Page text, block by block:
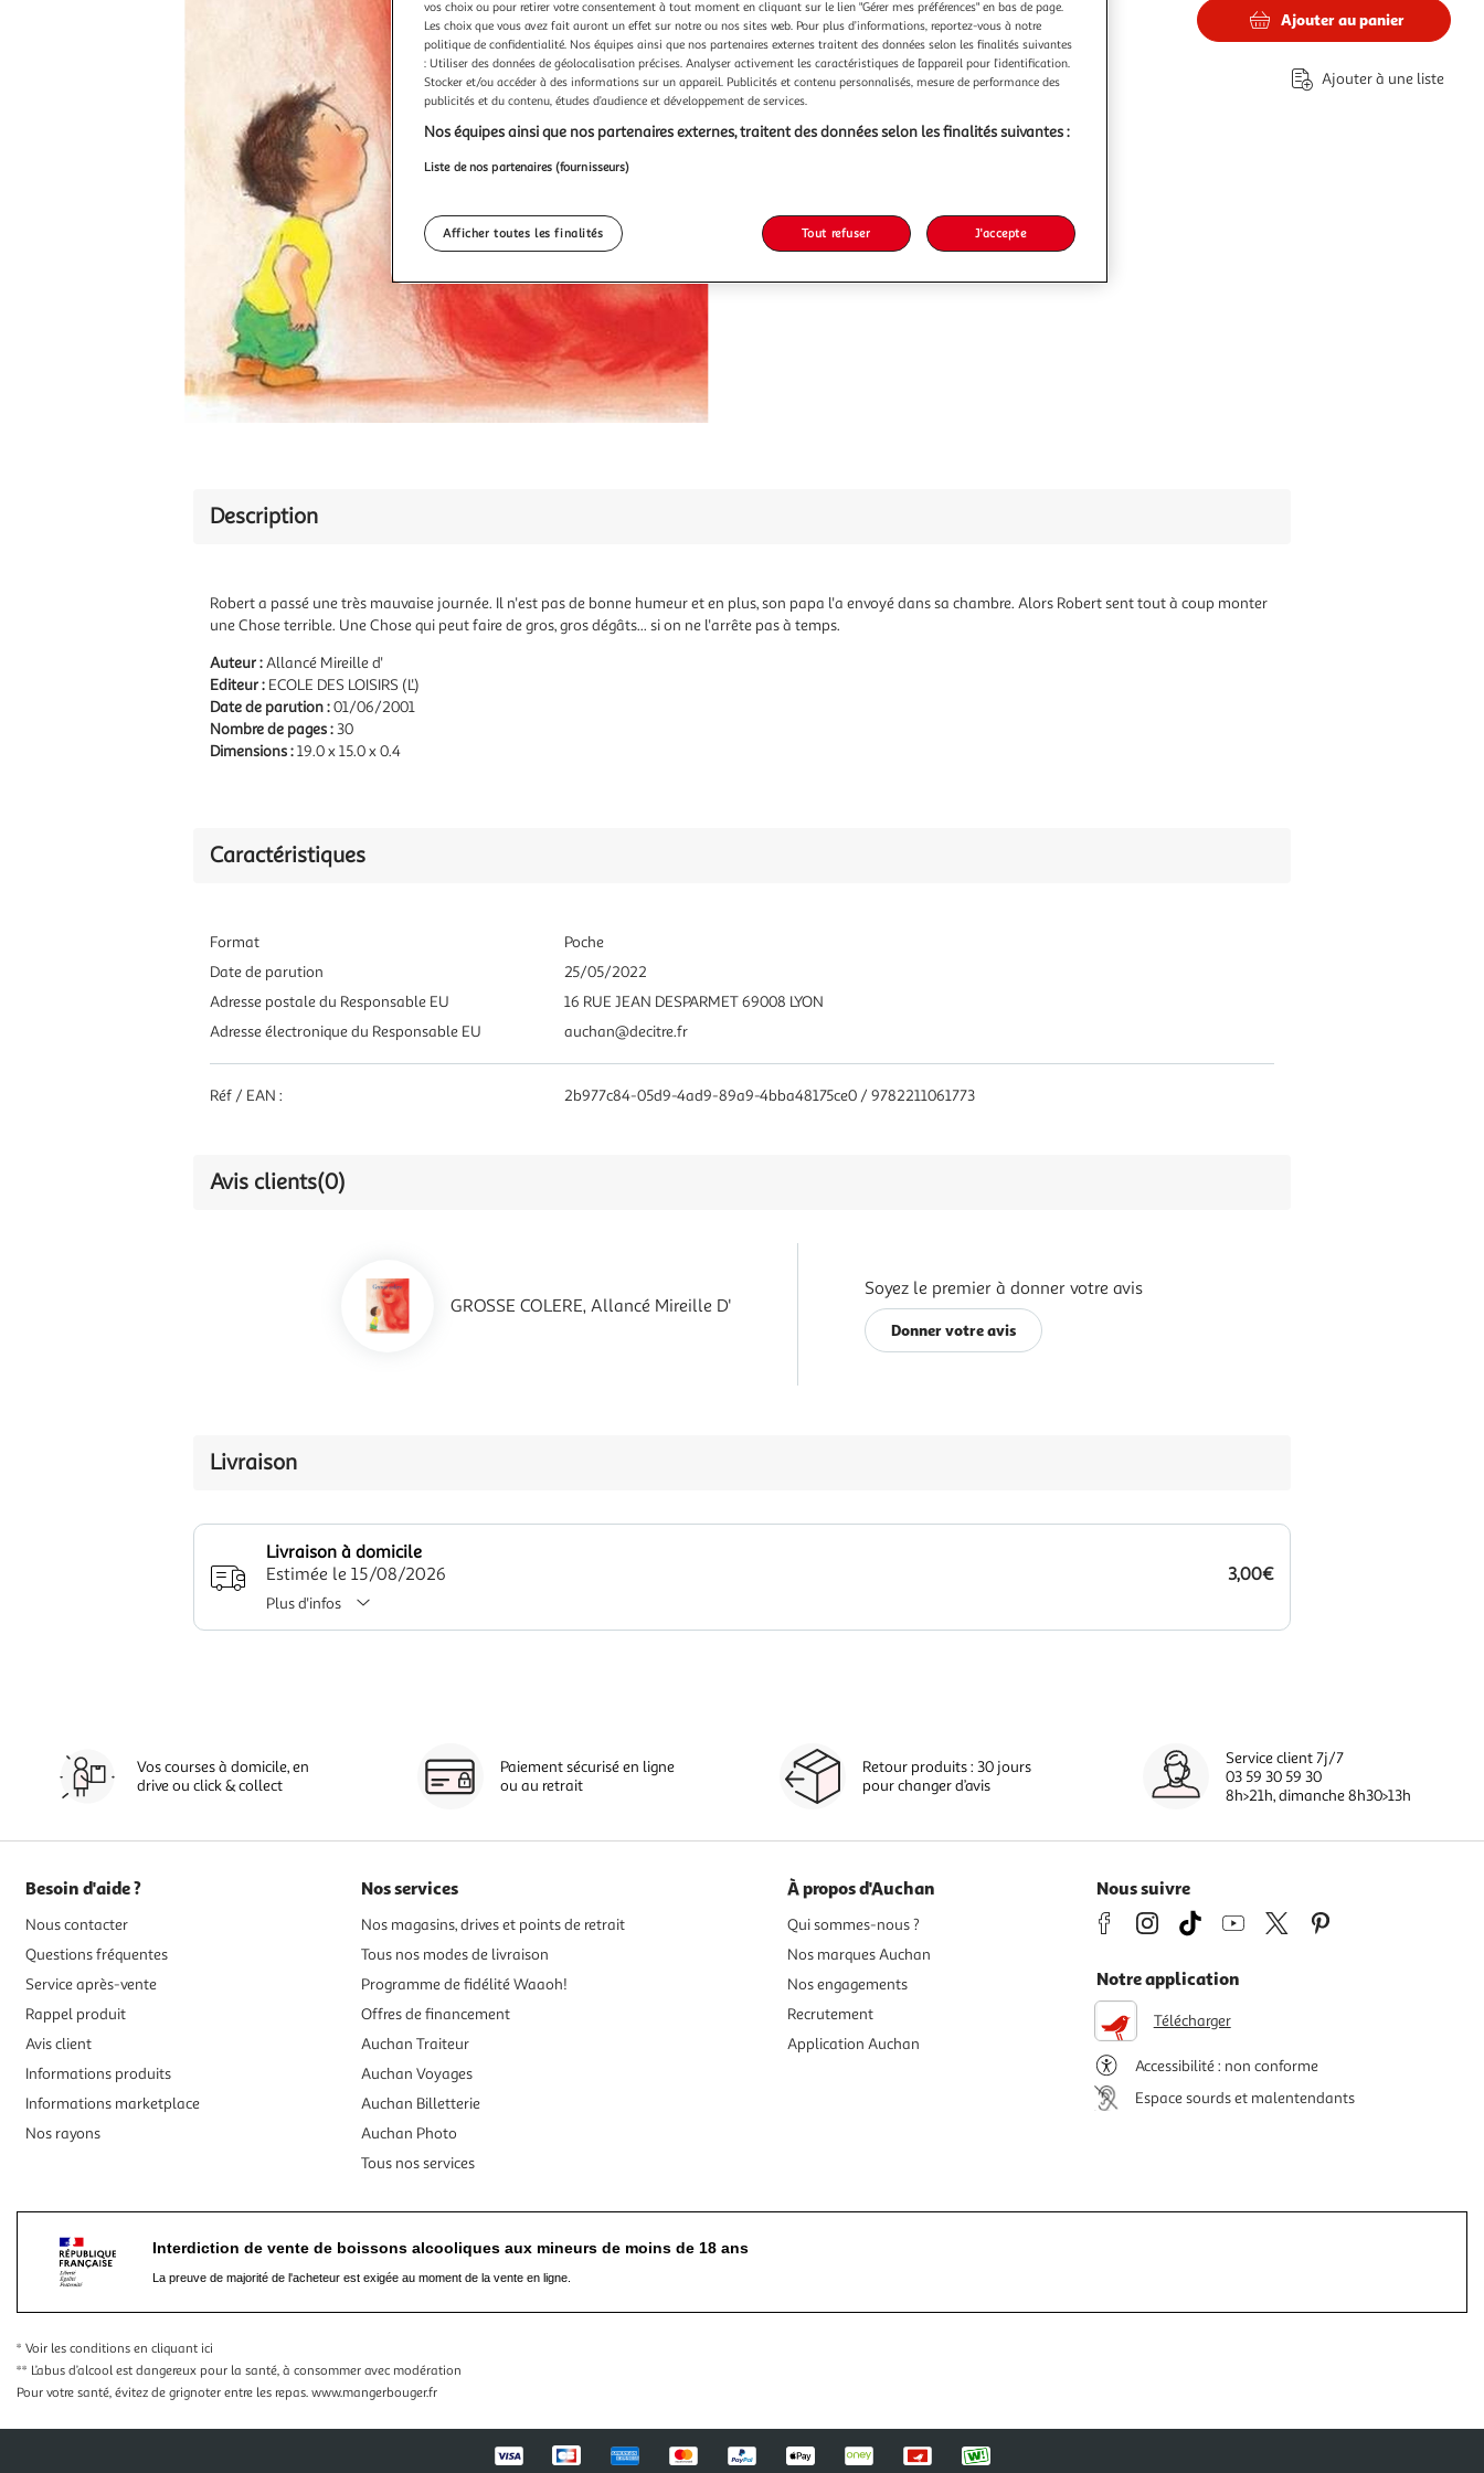
6,00€
Ajouter au panier
Ajouter à une liste
Description
Robert a passé une très mauvaise journée. Il n'est pas de bonne humeur et en plus, son papa l'a envoyé dans sa chambre. Alors Robert sent tout à coup monter
une Chose terrible. Une Chose qui peut faire de gros, gros dégâts... si on ne l'arrête pas à temps.
Auteur :Allancé Mireille d'
Editeur : ECOLE DES LOISIRS (L')
Date de parution :01/06/2001
Nombre de pages :30
Dimensions :19.0 x 15.0 x 0.4
Caractéristiques
Format
Poche
Date de parution
25/05/2022
Adresse postale du Responsable EU
16 RUE JEAN DESPARMET 69008 LYON
Adresse électronique du Responsable EU
auchan@decitre.fr
Réf / EAN : 2b977c84-05d9-4ad9-89a9-4bba48175ce0 / 9782211061773
Avis clients(0)
GROSSE COLERE, Allancé Mireille D'
Soyez le premier à donner votre avis
Donner votre avis
Livraison
Livraison à domicile
Estimée le 15/08/2026
3,00€
Plus d'infos
Vos courses à domicile, en
drive ou click & collect
Paiement sécurisé en ligne
ou au retrait
Retour produits : 30 jours
pour changer d’avis
Service client 7j/7
03 59 30 59 30
8h>21h, dimanche 8h30>13h
Besoin d'aide ?
Nous contacter
Questions fréquentes
Service après-vente
Rappel produit
Avis client
Informations produits
Informations marketplace
Nos rayons
Nos services
Nos magasins, drives et points de retrait
Tous nos modes de livraison
Programme de fidélité Waaoh!
Offres de financement
Auchan Traiteur
Auchan Voyages
Auchan Billetterie
Auchan Photo
Tous nos services
À propos d'Auchan
Qui sommes-nous ?
Nos marques Auchan
Nos engagements
Recrutement
Application Auchan
Nous suivre
Notre application
Télécharger
Accessibilité : non conforme
Espace sourds et malentendants
Interdiction de vente de boissons alcooliques aux mineurs de moins de 18 ans
La preuve de majorité de l'acheteur est exigée au moment de la vente en ligne.
* Voir les conditions en cliquant ici
** L’abus d’alcool est dangereux pour la santé, à consommer avec modération
Pour votre santé, évitez de grignoter entre les repas. www.mangerbouger.fr
vos choix ou pour retirer votre consentement à tout moment en cliquant sur le lien "Gérer mes préférences" en bas de page.
Les choix que vous avez fait auront un effet sur notre ou nos sites web. Pour plus d’informations, reportez-vous à notre
politique de confidentialité. Nos équipes ainsi que nos partenaires externes traitent des données selon les finalités suivantes
: Utiliser des données de géolocalisation précises. Analyser activement les caractéristiques de l’appareil pour l’identification.
Stocker et/ou accéder à des informations sur un appareil. Publicités et contenu personnalisés, mesure de performance des
publicités et du contenu, études d’audience et développement de services.
Nos équipes ainsi que nos partenaires externes, traitent des données selon les finalités suivantes :
Liste de nos partenaires (fournisseurs)
Afficher toutes les finalités Tout refuser J'accepte